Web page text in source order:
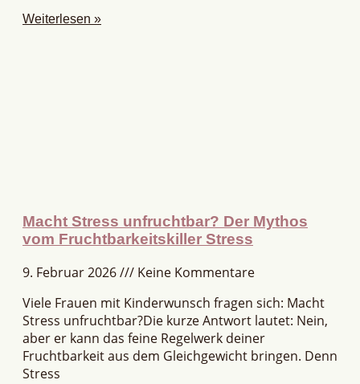
Weiterlesen »
Macht Stress unfruchtbar? Der Mythos
vom Fruchtbarkeitskiller Stress
9. Februar 2026
Keine Kommentare
Viele Frauen mit Kinderwunsch fragen sich: Macht
Stress unfruchtbar?Die kurze Antwort lautet: Nein,
aber er kann das feine Regelwerk deiner
Fruchtbarkeit aus dem Gleichgewicht bringen. Denn
Stress